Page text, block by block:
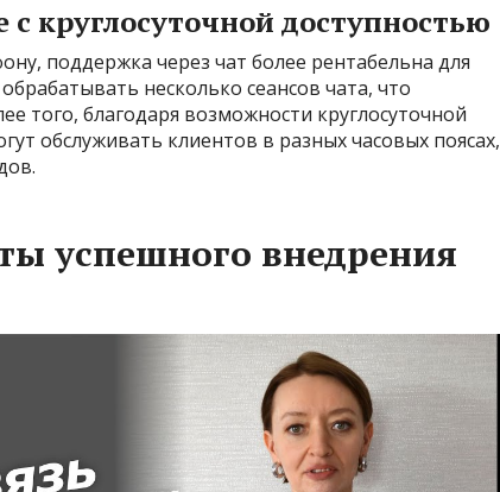
круглосуточной доступностью
поддержка через чат более рентабельна для
несколько сеансов чата, что
того, благодаря возможности круглосуточной
обслуживать клиентов в разных часовых поясах,
успешного внедрения